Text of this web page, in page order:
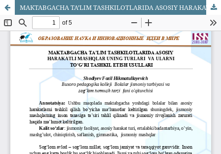
MAKTABGACHA TA’LIM TASHKILOTLARIDA ASOSIY HARAKATLI MASHQLAR UNING TURLARI VA ULARNI TO’G’RI TASHKIL ETISH USULLARI